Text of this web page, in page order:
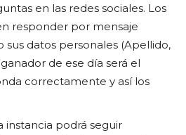
en las redes sociales. Los
responder por mensaje
sus datos personales (Apellido,
de ese día será el
correctamente y así los
instancia podrá seguir